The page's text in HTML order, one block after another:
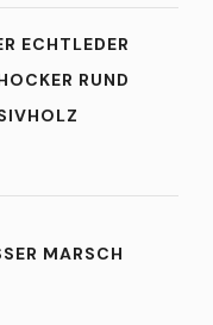
ECHTLEDER
RUND L
MARSCH